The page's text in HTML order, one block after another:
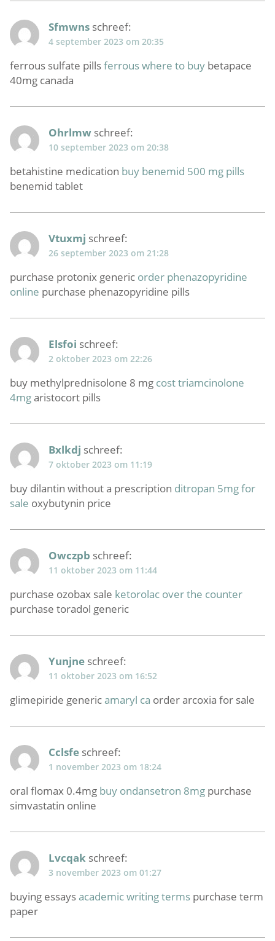
Sfmwns schreef:
4 september 2023 om 20:35
ferrous sulfate pillsferrous where to buy betapace
40mg canada
Ohrlmw schreef:
10 september 2023 om 20:38
betahistine medication buy benemid 500 mg pills
benemid tablet
Vtuxmj schreef:
26 september 2023 om 21:28
purchase protonix generic order phenazopyridine
online purchase phenazopyridine pills
Elsfoi schreef:
2 oktober 2023 om 22:26
buy methylprednisolone 8 mg cost triamcinolone
4mgaristocort pills
Bxlkdj schreef:
7 oktober 2023 om 11:19
buy dilantin without a prescription ditropan 5mg for
sale oxybutynin price
Owczpb schreef:
11 oktober 2023 om 11:44
purchase ozobax sale ketorolac over the counter
purchase toradol generic
Yunjne schreef:
11 oktober 2023 om 16:52
glimepiride genericamaryl ca order arcoxia for sale
Cclsfe schreef:
1 november 2023 om 18:24
oral flomax 0.4mg buy ondansetron 8mg purchase
simvastatin online
Lvcqak schreef:
3 november 2023 om 01:27
buying essaysacademic writing terms purchase term
paper